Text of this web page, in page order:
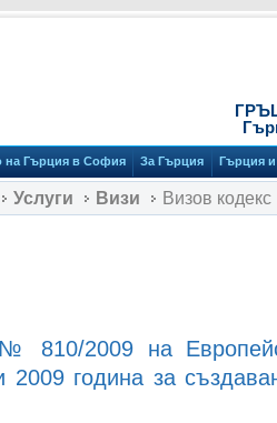
на Гърция в София За Гърция Гърция
Услуги Визи Визов кодекс
810/2009 на
година за